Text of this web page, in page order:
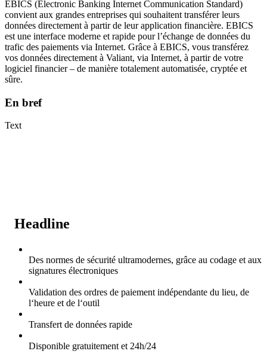
EBICS (Electronic Banking Internet Communication Standard)
convient aux grandes entreprises qui souhaitent transférer leurs
données directement à partir de leur application financière. EBICS
est une interface moderne et rapide pour l’échange de données du
trafic des paiements via Internet. Grâce à EBICS, vous transférez
vos données directement à Valiant, via Internet, à partir de votre
logiciel financier – de manière totalement automatisée, cryptée et
sûre.
En bref
Text
Headline
Des normes de sécurité ultramodernes, grâce au codage et aux
signatures électroniques
Validation des ordres de paiement indépendante du lieu, de
l‘heure et de l‘outil
Transfert de données rapide
Disponible gratuitement et 24h/24